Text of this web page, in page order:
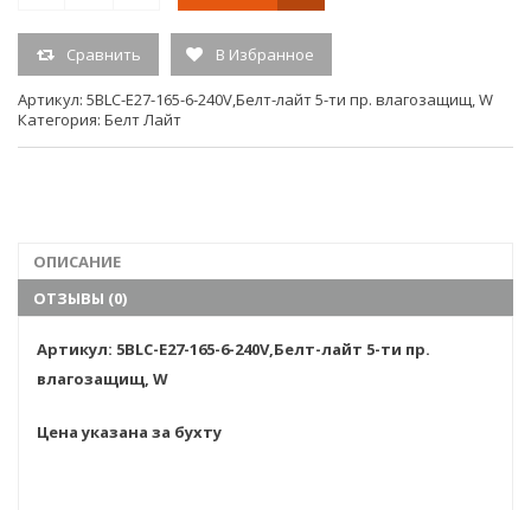
Тип свечения светодинамика
Единица
измерения
Бухта
Сравнить В Избранное
Артикул: 5BLС-E27-165-6-240V,Белт-лайт 5-ти пр. влагозащищ, W
Категория: Белт Лайт
ОПИСАНИЕ
ОТЗЫВЫ (0)
Артикул: 5BLС-E27-165-6-240V,Белт-лайт 5-ти пр.
влагозащищ, W
Цена указана за бухту